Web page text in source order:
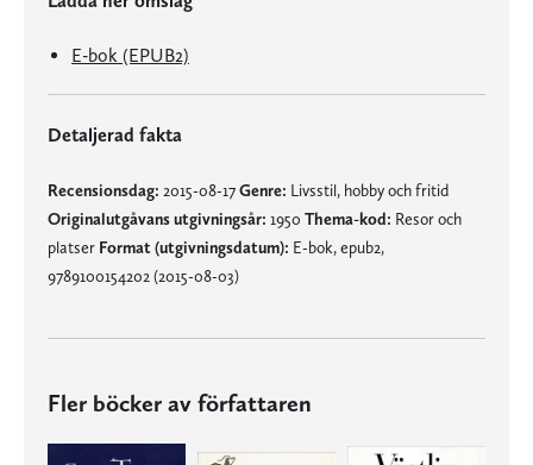
E-bok (EPUB2)
Detaljerad fakta
Recensionsdag: 2015-08-17Genre: Livsstil, hobby och fritid
Originalutgåvans utgivningsår: 1950 Thema-kod: Resor och
platser Format (utgivningsdatum): E-bok, epub2,
9789100154202 (2015-08-03)
Fler böcker av författaren